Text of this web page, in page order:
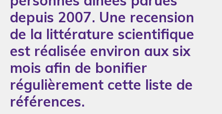
depuis 2007. Une recension
de la littérature scientifique
est réalisée environ aux six
mois afin de bonifier
régulièrement cette liste de
références.